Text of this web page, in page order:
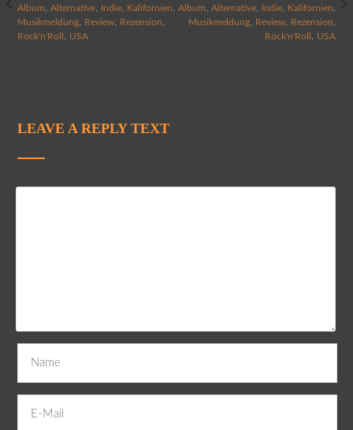
Album Alternative, Indie, Kalifornien
Musikmeldung, Review, Rezension
Rock'n'Roll USA
Album ,Alternative Indie Kalifornien
Musikmeldung Review Rezension
Rock'n'Roll USA
LEAVE A REPLY TEXT